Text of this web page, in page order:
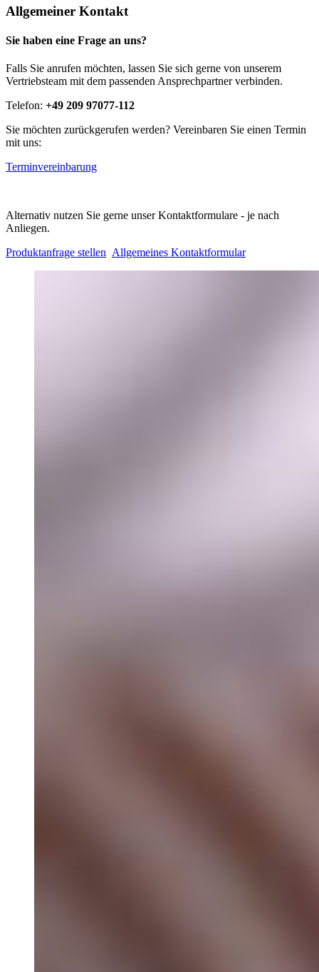
Allgemeiner Kontakt
Sie haben eine Frage an uns?
Falls Sie anrufen möchten, lassen Sie sich gerne von unserem
Vertriebsteam mit dem passenden Ansprechpartner verbinden.
Telefon: +49 209 97077-112
Sie möchten zurückgerufen werden? Vereinbaren Sie einen Termin
mit uns:
Terminvereinbarung
Alternativ nutzen Sie gerne unser Kontaktformulare - je nach
Anliegen.
Produktanfrage stellen Allgemeines Kontaktformular